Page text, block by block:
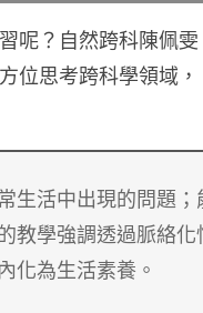
呢？自然跨科陳佩雯
位思考跨科學領域，
生活中出現的問題；
教學強調透過脈絡化
化為生活素養。